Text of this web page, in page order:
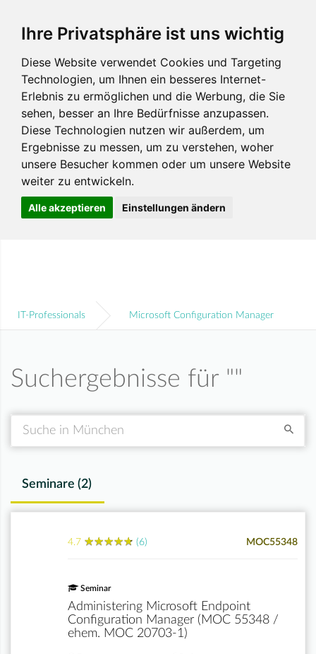
Ihre Privatsphäre ist uns wichtig
Diese Website verwendet Cookies und Targeting
Technologien, um Ihnen ein besseres Internet-
Erlebnis zu ermöglichen und die Werbung, die Sie
sehen, besser an Ihre Bedürfnisse anzupassen.
Diese Technologien nutzen wir außerdem, um
Ergebnisse zu messen, um zu verstehen, woher
unsere Besucher kommen oder um unsere Website
weiter zu entwickeln.
Alle akzeptieren Einstellungen ändern
IT-Professionals Microsoft Configuration Manager
Suchergebnisse für ""
Seminare (2)
4.7 ★★★★★
★★★★★ (6) MOC55348
Seminar
Administering Microsoft Endpoint
Configuration Manager (MOC 55348 /
ehem. MOC 20703-1)